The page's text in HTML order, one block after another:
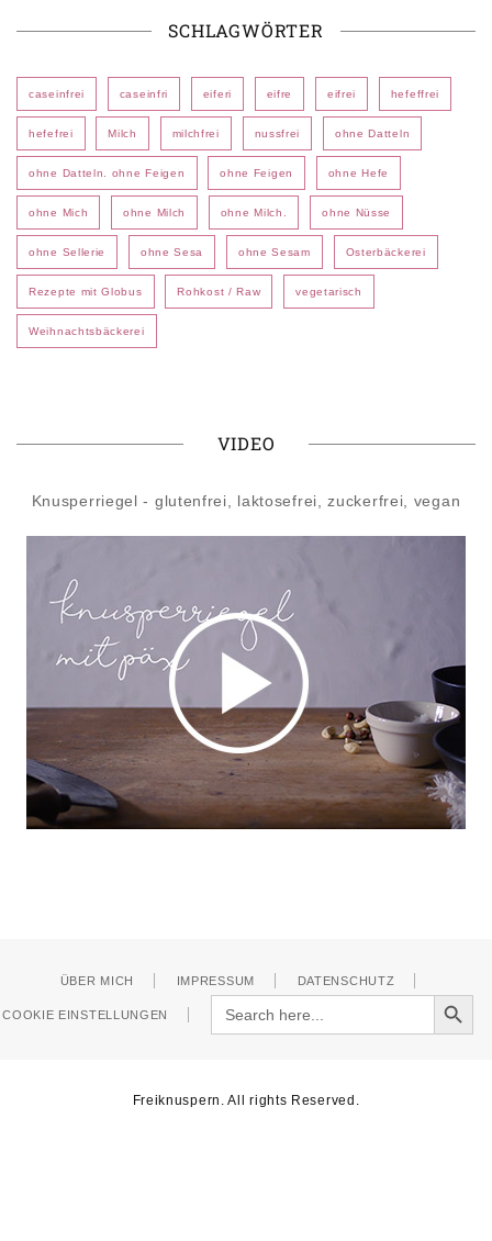
SCHLAGWÖRTER
caseinfrei caseinfri eiferi eifre eifrei hefeffrei
hefefrei Milch milchfrei nussfrei ohne Datteln
ohne Datteln. ohne Feigen ohne Feigen ohne Hefe
ohne Mich ohne Milch ohne Milch. ohne Nüsse
ohne Sellerie ohne Sesa ohne Sesam Osterbäckerei
Rezepte mit Globus Rohkost / Raw vegetarisch
Weihnachtsbäckerei
VIDEO
Knusperriegel - glutenfrei, laktosefrei, zuckerfrei, vegan
ÜBER MICH IMPRESSUM DATENSCHUTZ
COOKIE EINSTELLUNGEN
Search
for:
Search Button
Freiknuspern. All rights Reserved.